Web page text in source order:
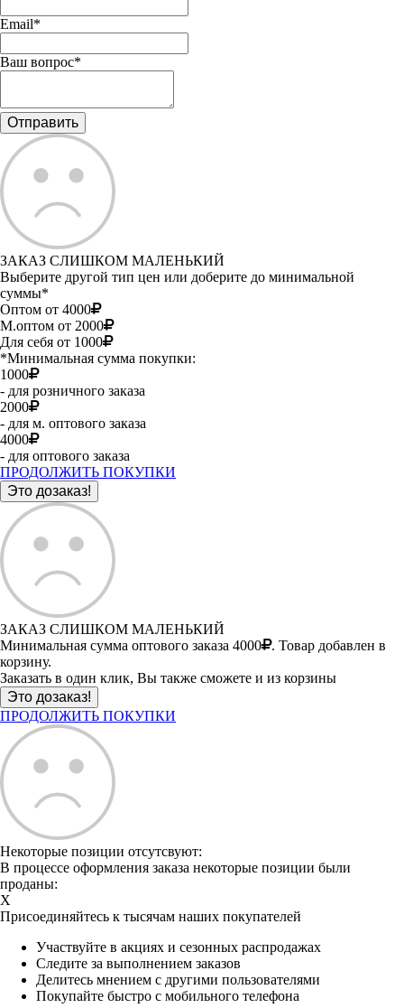
Email*
Ваш вопрос*
ЗАКАЗ СЛИШКОМ МАЛЕНЬКИЙ
Выберите другой тип цен или доберите до минимальной
суммы*
Оптом от 4000
М.оптом от 2000
Для себя от 1000
*Минимальная сумма покупки:
1000
- для розничного заказа
2000
- для м. оптового заказа
4000
- для оптового заказа
ПРОДОЛЖИТЬ ПОКУПКИ
ЗАКАЗ СЛИШКОМ МАЛЕНЬКИЙ
Минимальная сумма оптового заказа 4000
. Товар добавлен в
корзину.
Заказать в один клик, Вы также сможете и из корзины
ПРОДОЛЖИТЬ ПОКУПКИ
Некоторые позиции отсутсвуют:
В процессе оформления заказа некоторые позиции были
проданы:
X
Присоединяйтесь к тысячам наших покупателей
Участвуйте в акциях и сезонных распродажах
Следите за выполнением заказов
Делитесь мнением с другими пользователями
Покупайте быстро с мобильного телефона